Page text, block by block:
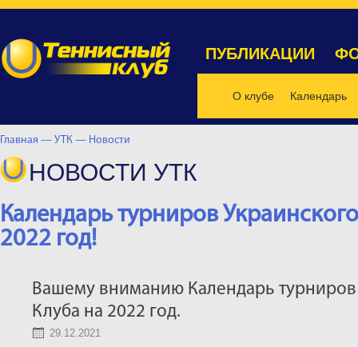
ПУБЛИКАЦИИ
О клубе Календарь
Главная — УТК — Новости
НОВОСТИ УТК
Календарь турниров
2022 год!
Вашему вниманию Календарь турниров
Клуба на 2022 год.
29.12.2021